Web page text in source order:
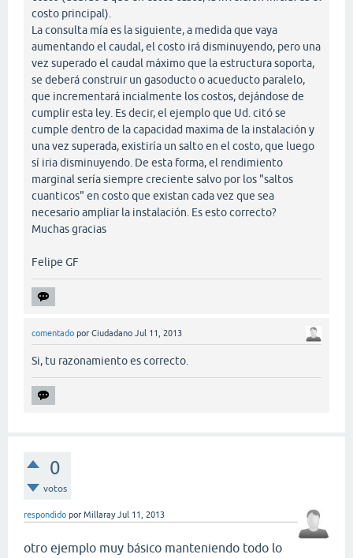
costo principal).
La consulta mía es la siguiente, a medida que vaya
aumentando el caudal, el costo irá disminuyendo, pero una
vez superado el caudal máximo que la estructura soporta,
se deberá construir un gasoducto o acueducto paralelo,
que incrementará incialmente los costos, dejándose de
cumplir esta ley. Es decir, el ejemplo que Ud. citó se
cumple dentro de la capacidad maxima de la instalación y
una vez superada, existiría un salto en el costo, que luego
sí iria disminuyendo. De esta forma, el rendimiento
marginal sería siempre creciente salvo por los "saltos
cuanticos" en costo que existan cada vez que sea
necesario ampliar la instalación. Es esto correcto?
Muchas gracias
Felipe GF
comentado por Ciudadano Jul 11, 2013
Si, tu razonamiento es correcto.
0
votos
respondido por Millaray Jul 11, 2013
otro ejemplo muy básico manteniendo todo lo